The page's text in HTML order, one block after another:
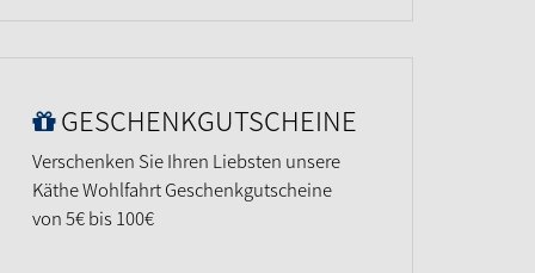
GESCHENKGUTSCHEINE
Verschenken Sie Ihren Liebsten unsere
Käthe Wohlfahrt Geschenkgutscheine
von 5€ bis 100€